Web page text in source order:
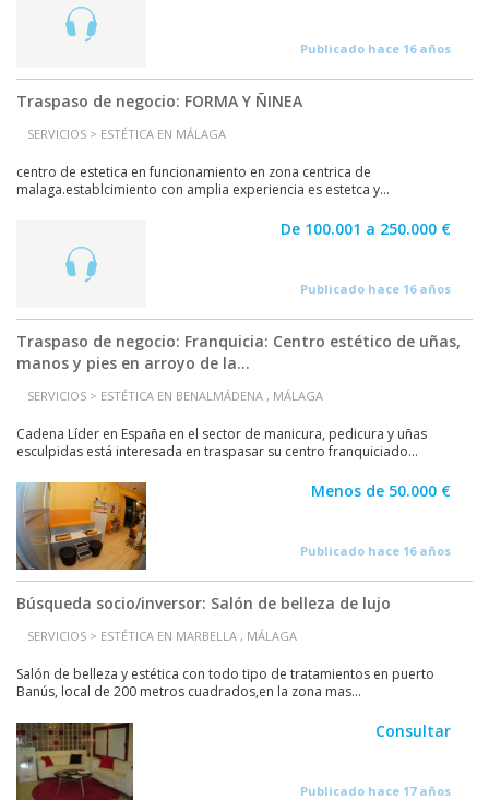
Publicado hace 16 años
Traspaso de negocio: FORMA Y ÑINEA
SERVICIOS > ESTÉTICA EN MÁLAGA
centro de estetica en funcionamiento en zona centrica de
malaga.establcimiento con amplia experiencia es estetca y...
De 100.001 a 250.000 €
Publicado hace 16 años
Traspaso de negocio: Franquicia: Centro estético de uñas,
manos y pies en arroyo de la...
SERVICIOS > ESTÉTICA EN BENALMÁDENA , MÁLAGA
Cadena Líder en España en el sector de manicura, pedicura y uñas
esculpidas está interesada en traspasar su centro franquiciado...
Menos de 50.000 €
Publicado hace 16 años
Búsqueda socio/inversor: Salón de belleza de lujo
SERVICIOS > ESTÉTICA EN MARBELLA , MÁLAGA
Salón de belleza y estética con todo tipo de tratamientos en puerto
Banús, local de 200 metros cuadrados,en la zona mas...
Consultar
Publicado hace 17 años